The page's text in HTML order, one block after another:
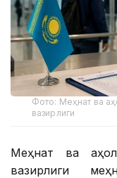
Фото: Меҳнат ва
вазирлиги
Меҳнат ва
вазирлиги